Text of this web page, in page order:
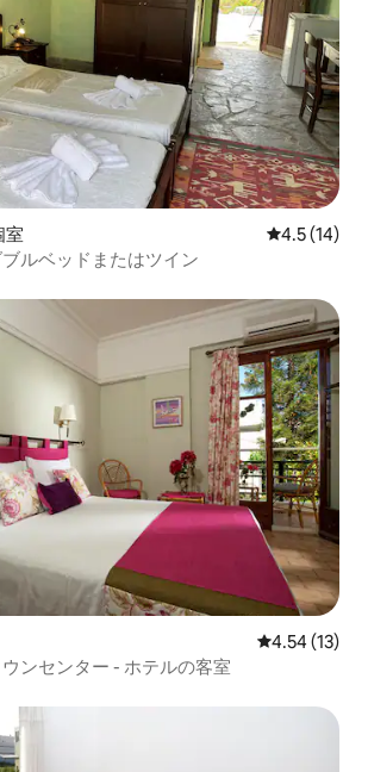
室 レビュー14
4.5 (14)
ルベッドまたはツイン
レビュー13
4.54 (13)
ンセンター - ホテルの客室